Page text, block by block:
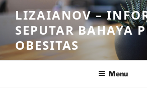
Skip
to
content
LIZAIANOV –
SEPUTAR BAHAYA
OBESITAS
Menu